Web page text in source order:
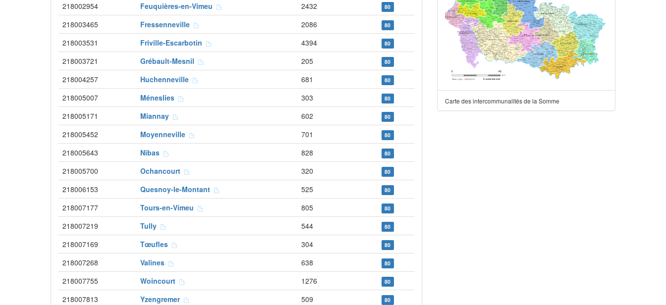
218002954 Feuquières-en-Vimeu 2432 80
218003465 Fressenneville 2086 80
218003531 Friville-Escarbotin 4394 80
218003721 Grébault-Mesnil 205 80
218004257 Huchenneville 681 80
218005007 Méneslies 303 80
218005171 Miannay 602 80
218005452 Moyenneville 701 80
218005643 Nibas 828 80
218005700 Ochancourt 320 80
218006153 Quesnoy-le-Montant 525 80
218007177 Tours-en-Vimeu 805 80
218007219 Tully 544 80
218007169 Tœufles 304 80
218007268 Valines 638 80
218007755 Woincourt 1276 80
218007813 Yzengremer 509 80
Carte des intercommunalités de la Somme